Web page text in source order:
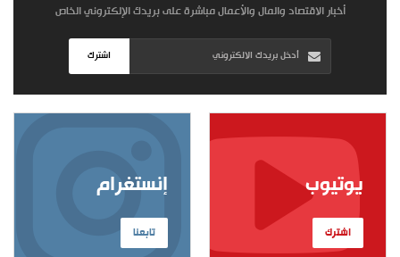
أخبار الاقتصاد والمال والأعمال مباشرة على بريدك الإلكتروني الخاص
اشترك
إنستغرام
تابعنا
يوتيوب
اشترك